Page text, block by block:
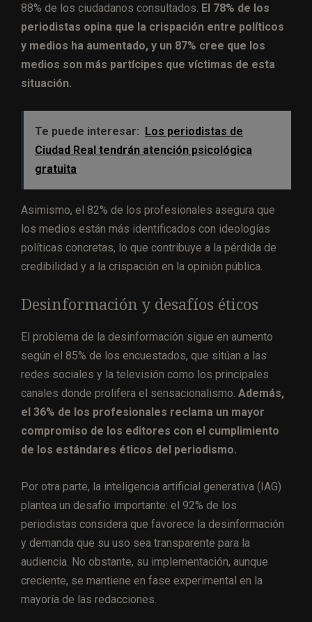
88% de los ciudadanos consultados. El 78% de los
periodistas opina que la crispación entre políticos
y medios ha aumentado, y un 87% cree que los
medios son más partícipes que víctimas de esta
situación.
Te puede interesar: Los periodistas de
Ciudad Real tendrán atención psicológica
gratuita
Asimismo, el 82% de los profesionales asegura que
los medios están más identificados con ideologías
políticas concretas, lo que contribuye a la pérdida de
credibilidad y a la crispación en la opinión pública.
Desinformación y desafíos éticos
El problema de la desinformación sigue en aumento
según el 85% de los encuestados, que sitúan a las
redes sociales y la televisión como los principales
canales donde prolifera el sensacionalismo. Además,
el 36% de los profesionales reclama un mayor
compromiso de los editores con el cumplimiento
de los estándares éticos del periodismo.
Por otra parte, la inteligencia artificial generativa (IAG)
plantea un desafío importante: el 92% de los
periodistas considera que favorece la desinformación
y demanda que su uso sea transparente para la
audiencia. No obstante, su implementación, aunque
creciente, se mantiene en fase experimental en la
mayoría de las redacciones.